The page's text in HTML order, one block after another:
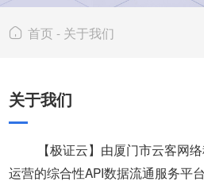
据
智
决
案
行
资
于
们
登
册
首页 - 关于我们
关于我们
【极证云】由厦门市云客网
运营的综合性API数据流通服务平